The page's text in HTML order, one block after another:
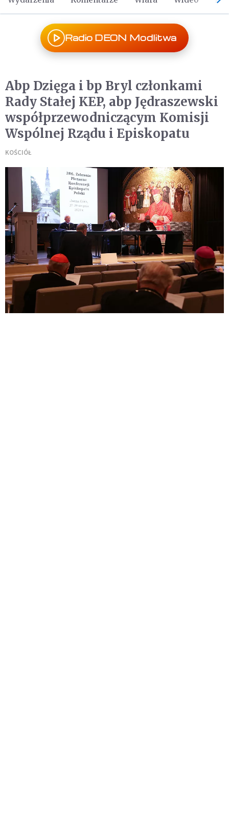
Radio DEON Modlitwa
Abp Dzięga i bp Bryl członkami
Rady Stałej KEP, abp Jędraszewski
współprzewodniczącym Komisji
Wspólnej Rządu i Episkopatu
KOŚCIÓŁ